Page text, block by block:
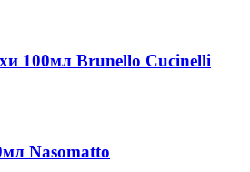
100мл Brunello Cucinelli
Nasomatto